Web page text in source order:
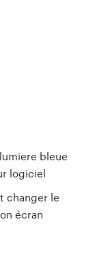
bleue
logiciel
changer le
écran